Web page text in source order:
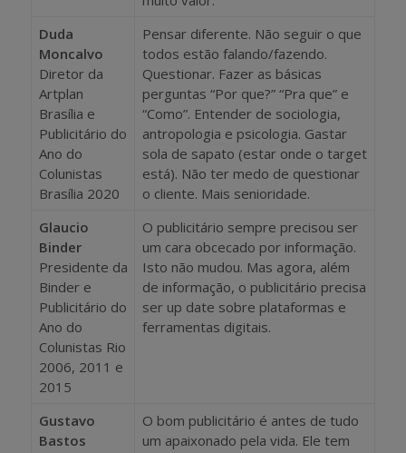
Duda
Moncalvo
Diretor da
Artplan
Brasília e
Publicitário do
Ano do
Colunistas
Brasília 2020
Pensar diferente. Não seguir o que
todos estão falando/fazendo.
Questionar. Fazer as básicas
perguntas “Por que?” “Pra que” e
“Como”. Entender de sociologia,
antropologia e psicologia. Gastar
sola de sapato (estar onde o target
está). Não ter medo de questionar
o cliente. Mais senioridade.
Glaucio
Binder
Presidente da
Binder e
Publicitário do
Ano do
Colunistas Rio
2006, 2011 e
2015
O publicitário sempre precisou ser
um cara obcecado por informação.
Isto não mudou. Mas agora, além
de informação, o publicitário precisa
ser up date sobre plataformas e
ferramentas digitais.
Gustavo
Bastos
O bom publicitário é antes de tudo
um apaixonado pela vida. Ele tem